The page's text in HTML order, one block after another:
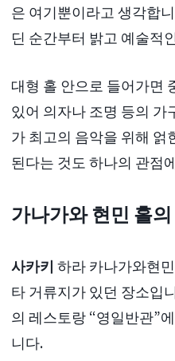
은 여기뿐이라고 생각합
딘 순간부터 밝고 예술적
대형 홀 안으로 들어가면
있어 의자나 조명 등의 가
가 최고의 음악을 위해 얽
된다는 것도 하나의 관점
가나가와 현민 홀
사카키 하라 카나가와현
타 거류지가 있던 장소입
의 레스토랑 “영일반관”
니다.